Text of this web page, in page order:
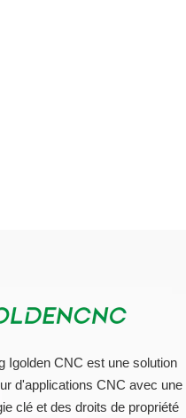
Igolden CNC est une solution
d'applications CNC avec une
clé et des droits de propriété